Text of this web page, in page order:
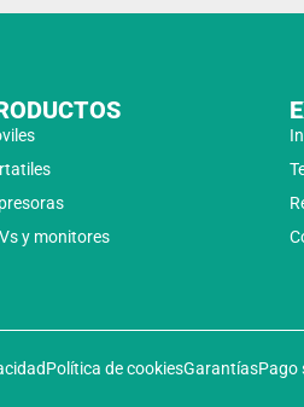
y monitores
Política de cookiesGarantíasPago